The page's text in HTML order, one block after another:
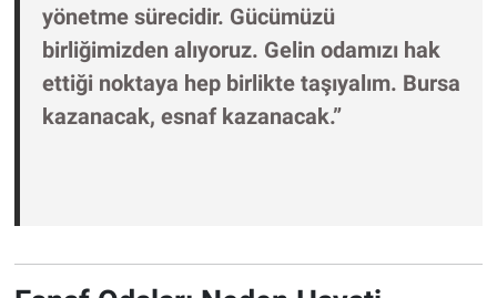
yönetme sürecidir. Gücümüzü
birliğimizden alıyoruz. Gelin odamızı hak
ettiği noktaya hep birlikte taşıyalım. Bursa
kazanacak, esnaf kazanacak.”